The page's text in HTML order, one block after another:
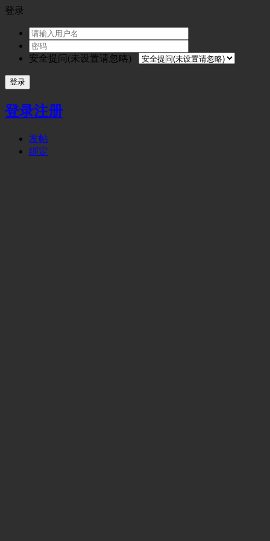
登录
安全提问(未设置请忽略)
登录
登录注册
发帖
绑定